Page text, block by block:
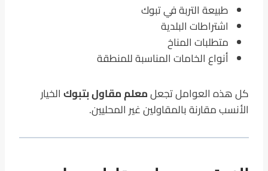
طبيعة التربة في تبوك
اشتراطات البلدية
متطلبات المناخ
أنواع الخامات المناسبة للمنطقة
كل هذه العوامل تجعلمعلم مقاول بتبوكالخيار
الأنسب مقارنة بالمقاولين غير المحليين.